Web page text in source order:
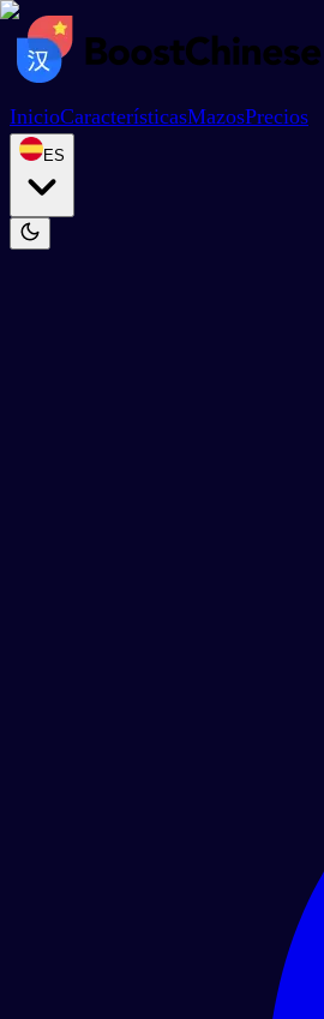
InicioCaracterísticasMazosPrecios
ES